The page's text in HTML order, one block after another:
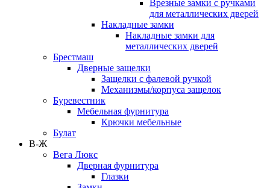
Врезные замки с ручками
для металлических дверей
Накладные замки
Накладные замки для
металлических дверей
Брестмаш
Дверные защелки
Защелки с фалевой ручкой
Механизмы/корпуса защелок
Буревестник
Мебельная фурнитура
Крючки мебельные
Булат
В-Ж
Вега Люкс
Дверная фурнитура
Глазки